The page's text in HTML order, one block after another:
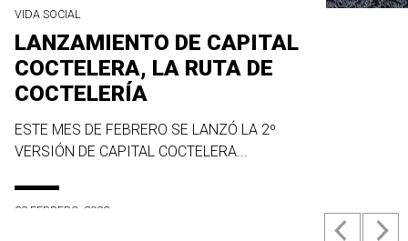
VIDA SOCIAL
LANZAMIENTO DE CAPITAL
COCTELERA, LA RUTA DE
COCTELERÍA
ESTE MES DE FEBRERO SE LANZÓ LA 2º
VERSIÓN DE CAPITAL COCTELERA...
23 FEBRERO, 2022